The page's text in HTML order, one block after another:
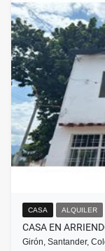
CASA ALQUILER
CASA EN
Girón, Santander,